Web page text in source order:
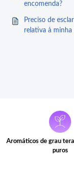
encomenda?
Preciso de
relativa à minha
Aromáticos de grau
puros